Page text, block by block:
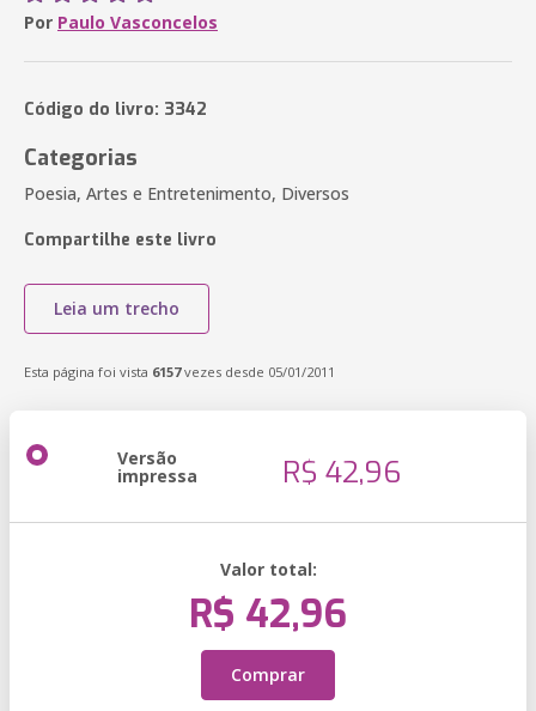
Por Paulo Vasconcelos
Código do livro: 3342
Categorias
Poesia, Artes e Entretenimento, Diversos
Compartilhe este livro
Leia um trecho
Esta página foi vista 6157vezes desde 05/01/2011
Versão
impressa R$ 42,96
Valor total:
R$ 42,96
Comprar